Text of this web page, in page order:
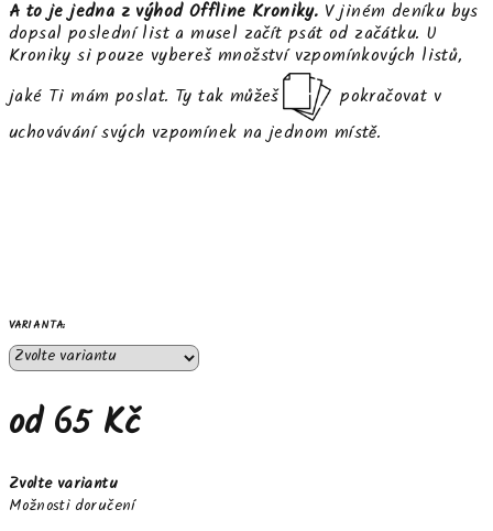
A to je jedna z výhod Offline Kroniky. V jiném deníku bys
dopsal poslední list a musel začít psát od začátku. U
Kronikysi pouze vybereš množství vzpomínkových listů,
jaké Ti mám poslat. Ty tak můžeš
pokračovat v
uchovávání svých vzpomínek na jednom místě.
VARIANTA:
od65 Kč
cena:
Zvolte variantu
Možnosti doručení